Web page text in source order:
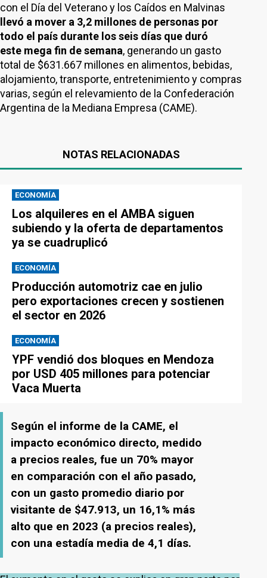
con el Día del Veterano y los Caídos en Malvinas
llevó a mover a 3,2 millones de personas por
todo el país durante los seis días que duró
este mega fin de semana, generando un gasto
total de $631.667 millones en alimentos, bebidas,
alojamiento, transporte, entretenimiento y compras
varias, según el relevamiento de la Confederación
Argentina de la Mediana Empresa (CAME).
NOTAS RELACIONADAS
ECONOMÍA
Los alquileres en el AMBA siguen
subiendo y la oferta de departamentos
ya se cuadruplicó
ECONOMÍA
Producción automotriz cae en julio
pero exportaciones crecen y sostienen
el sector en 2026
ECONOMÍA
YPF vendió dos bloques en Mendoza
por USD 405 millones para potenciar
Vaca Muerta
Según el informe de la CAME, el
impacto económico directo, medido
a precios reales, fue un 70% mayor
en comparación con el año pasado,
con un gasto promedio diario por
visitante de $47.913, un 16,1% más
alto que en 2023 (a precios reales),
con una estadía media de 4,1 días.